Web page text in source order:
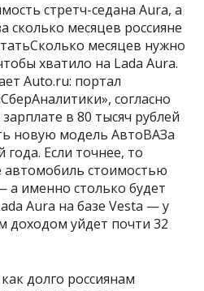
стретч-седана Aura, а
сколько месяцев россияне
месяцев нужно
хватило на Lada Aura.
Auto.ru: портал
согласно
в 80 тысяч рублей
новую модель АвтоВАЗа
Если точнее, то
автомобиль стоимостью
а именно столько будет
Aura на базе Vesta — у
доходом уйдет почти 32